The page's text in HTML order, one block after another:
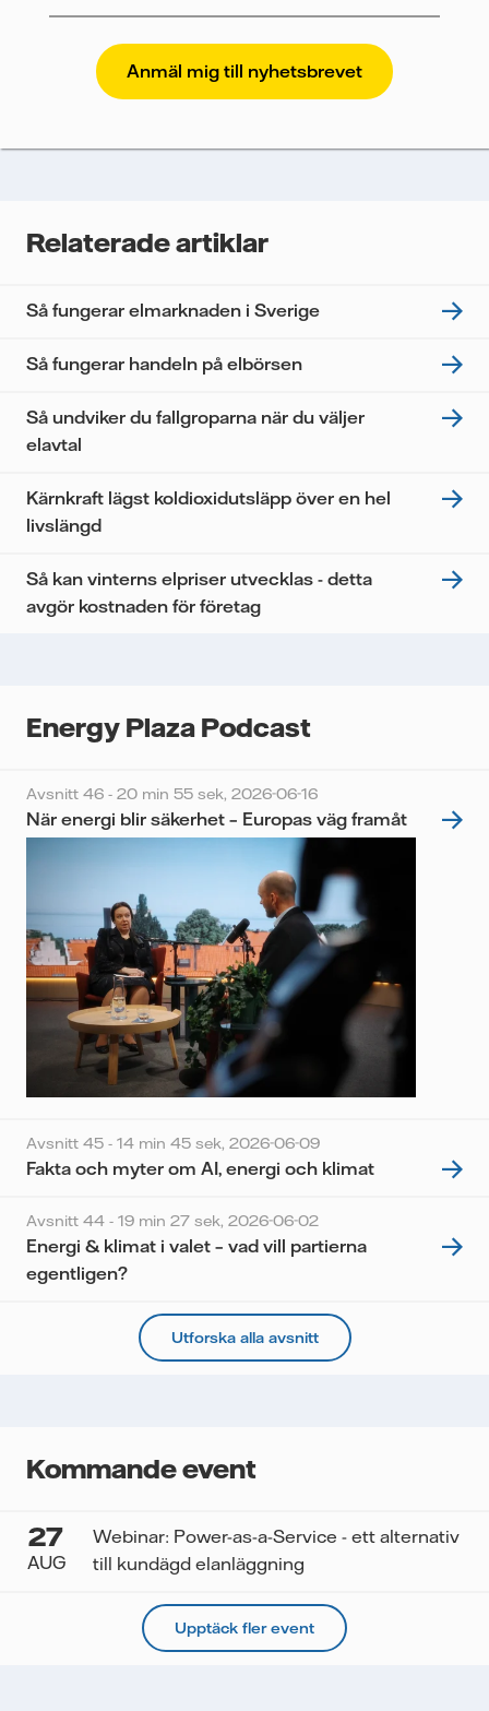
Vattenfall skyddar och respekterar din integritet. För
att Vattenfalls storföretagsförsäljning ska kunna
skicka nyhetsbrevet till dig, behöver vi dina uppgifter.
analysera deras prestanda, inklusive
tredje part, och du kan när som helst återkalla ditt
personuppgifter.
Jag samtycker till att Vattenfall behandlar mina
nyhetsbrevet.*
Relaterade artiklar
Så fungerar elmarknaden i Sverige
Så fungerar handeln på elbörsen
Så undviker du fallgroparna när du väljer
elavtal
Kärnkraft lägst koldioxidutsläpp över en hel
livslängd
Så kan vinterns elpriser utvecklas - detta
avgör kostnaden för företag
Energy Plaza Podcast
Avsnitt 46 - 20 min 55 sek, 2026-06-16
När energi blir säkerhet – Europas väg framåt
Avsnitt 45 - 14 min 45 sek, 2026-06-09
Fakta och myter om AI, energi och klimat
Avsnitt 44 - 19 min 27 sek, 2026-06-02
Energi & klimat i valet – vad vill partierna
egentligen?
Utforska alla avsnitt
Kommande event
27
AUG
Webinar: Power-as-a-Service - ett alternativ
till kundägd elanläggning
Upptäck fler event